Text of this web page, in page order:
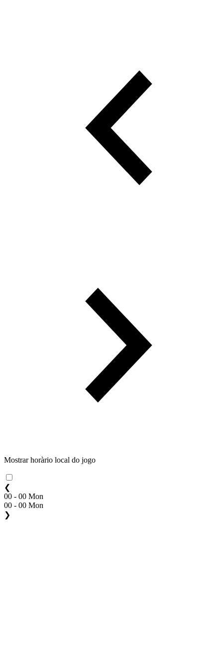
Mostrar horàrio local do jogo
❮
00 - 00 Mon
00 - 00 Mon
❯